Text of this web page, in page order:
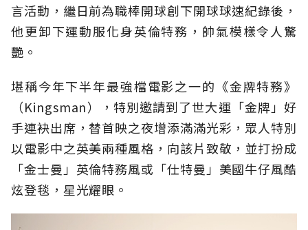
言活動，繼日前為職棒開球創下開球球速紀錄後，
他更卸下運動服化身英倫特務，帥氣模樣令人驚
艷。
堪稱今年下半年最強檔電影之一的《金牌特務》
（Kingsman），特別邀請到了世大運「金牌」好
手連袂出席，替首映之夜增添滿滿光彩，眾人特別
以電影中之英美兩種風格，向該片致敬，並打扮成
「金士曼」英倫特務風或「仕特曼」美國牛仔風酷
炫登毯，星光耀眼。